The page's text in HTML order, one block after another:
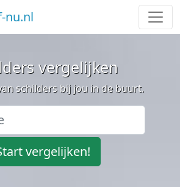
nu.nl
vergelijken
schilders bij jou in de buurt.
vergelijken!